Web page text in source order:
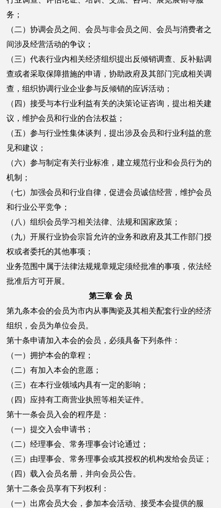
务；
（二）协调会员之间、会员与非会员之间、会员与消费者之
间涉及经营活动的争议；
（三）代表行业内相关经济组织提出反倾销调查、反补贴调
查或者采取保障措施的申请，协助政府及其部门完成相关调
查，组织协调行业企业参与反倾销的应诉活动；
（四）接受与本行业利益有关的决策论证咨询，提出相关建
议，维护会员和行业的合法权益；
（五）参与行业性集体谈判，提出涉及会员和行业利益的意
见和建议；
（六）参与制定有关行业标准，建立规范行业和会员行为的
机制；
（七）加强会员和行业自律，促进会员诚信经营，维护会员
和行业公平竞争；
（八）组织会员学习相关法律、法规和国家政策；
（九）开展行业协会宗旨允许的业务和政府及其工作部门授
权或者委托的其他事项；
业务范围中属于法律法规规章规定须经批准的事项，依法经
批准后方可开展。
第三章 会 员
第九条本会的会员为市内从事陶瓷及其相关配套行业的经济
组织，会员为单位会员。
第十条申请加入本会的会员，必须具备下列条件：
（一）拥护本会的章程；
（二）有加入本会的意愿；
（三）在本行业领域内具有一定的影响；
（四）应持有工商营业执照等相关证件。
第十一条会员入会的程序是：
（一）提交入会申请书；
（二）经理事会、常务理事会讨论通过；
（三）由理事会、常务理事会或其授权的机构发给会员证；
（四）载入会员名册，并向会员公告。
第十二条会员享有下列权利：
（一）出席会员大会，参加本会活动、接受本会提供的服